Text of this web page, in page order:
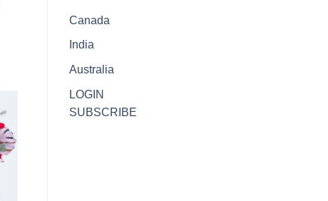
Canada
India
Australia
LOGIN
SUBSCRIBE